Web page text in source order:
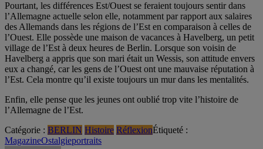
Pourtant, les différences Est/Ouest se feraient toujours sentir dans
l’Allemagne actuelle selon elle, notamment par rapport aux salaires
des Allemands dans les régions de l’Est en comparaison à celles de
l’Ouest. Elle possède une maison de vacances à Havelberg, un petit
village de l’Est à deux heures de Berlin. Lorsque son voisin de
Havelberg a appris que son mari était un Wessis, son attitude envers
eux a changé, car les gens de l’Ouest ont une mauvaise réputation à
l’Est. Cela montre qu’il existe toujours un mur dans les mentalités.
Enfin, elle pense que les jeunes ont oublié trop vite l’histoire de
l’Allemagne de l’Est.
Catégorie : BERLIN Histoire RéflexionÉtiqueté :
MagazineOstalgieportraits